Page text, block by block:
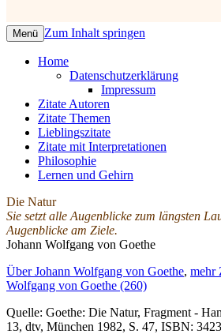
Menü Zum Inhalt springen
Home
Datenschutzerklärung
Impressum
Zitate Autoren
Zitate Themen
Lieblingszitate
Zitate mit Interpretationen
Philosophie
Lernen und Gehirn
Die Natur
Sie setzt alle Augenblicke zum längsten
Augenblicke am Ziele.
Johann Wolfgang von Goethe
Über Johann Wolfgang von Goethe, mehr
Wolfgang von Goethe (260)
Quelle: Goethe: Die Natur, Fragment -
13, dtv, München 1982, S. 47, ISBN: